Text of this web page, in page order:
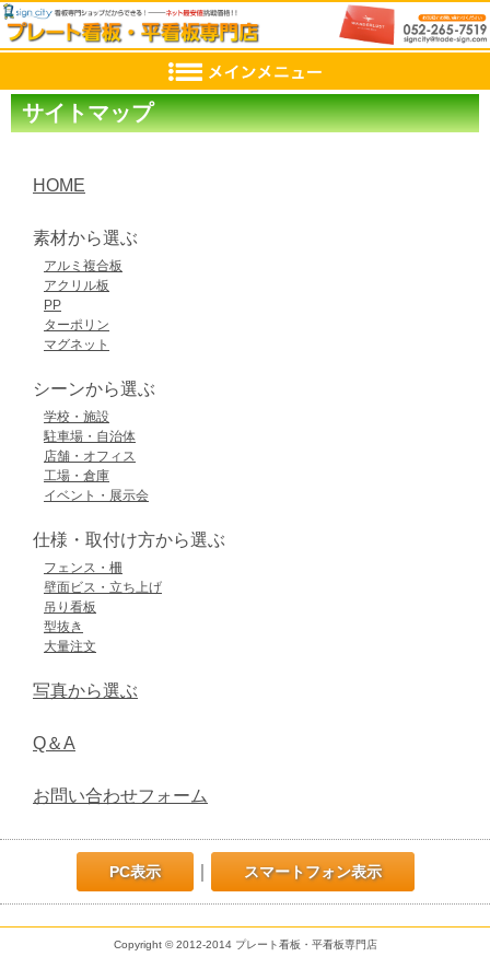
サイトマップ
HOME
素材から選ぶ
アルミ複合板
アクリル板
PP
ターポリン
マグネット
シーンから選ぶ
学校・施設
駐車場・自治体
店舗・オフィス
工場・倉庫
イベント・展示会
仕様・取付け方から選ぶ
フェンス・柵
壁面ビス・立ち上げ
吊り看板
型抜き
大量注文
写真から選ぶ
Q＆A
お問い合わせフォーム
PC表示 スマートフォン表示
Copyright © 2012-2014 プレート看板・平看板専門店